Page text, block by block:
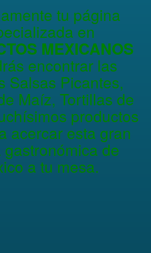
tu página
en
MEXICANOS
encontrar las
Salsas Picantes,
Maíz, Tortillas de
productos
acercar esta gran
gastronómica de
a tu mesa.